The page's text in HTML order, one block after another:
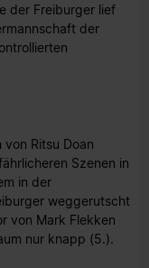
der Freiburger lief
der
Ritsu Doan
Szenen in
in der
weggerutscht
von Mark Flekken
nur knapp (5.).